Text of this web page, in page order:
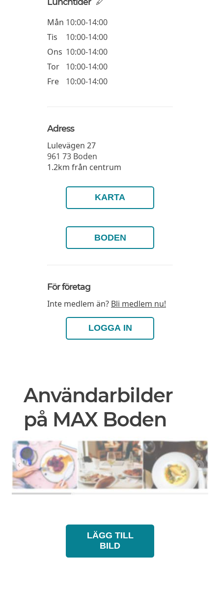
Mån 10:00-14:00
Tis
10:00-14:00
Ons 10:00-14:00
Tor
10:00-14:00
Fre
10:00-14:00
Adress
Lulevägen 27
961 73 Boden
1.2km från centrum
KARTA
BODEN
För företag
Inte medlem än? Bli medlem nu!
LOGGA IN
Användarbilder
på MAX Boden
LÄGG TILL
BILD